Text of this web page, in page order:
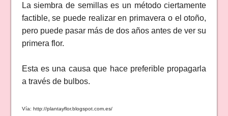
La siembra de semillas es un método ciertamente
factible, se puede realizar en primavera o el otoño,
pero puede pasar más de dos años antes de ver su
primera flor.
Esta es una causa que hace preferible propagarla
a través de bulbos.
Vía: http://plantayflor.blogspot.com.es/